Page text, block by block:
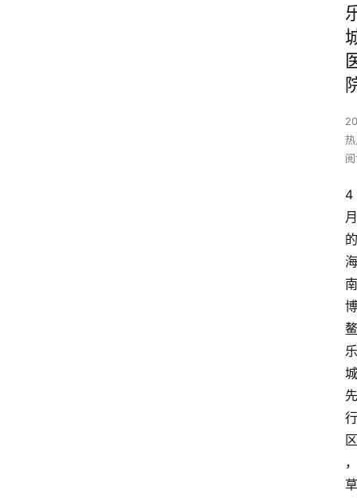
4
月
的
海
南
博
鳌
乐
城
先
行
区
，
草